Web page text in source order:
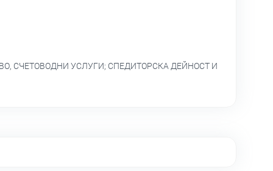
СЧЕТОВОДНИ УСЛУГИ; СПЕДИТОРСКА ДЕЙНОСТ И